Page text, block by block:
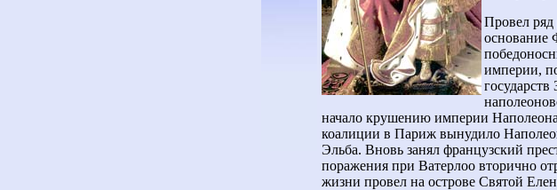
Провел ряд
основание
империи,
начало крушению империи
коалиции в Париж вынудило
Эльба. Вновь занял французский
поражения при Ватерлоо вторично
жизни провел на острове Святой